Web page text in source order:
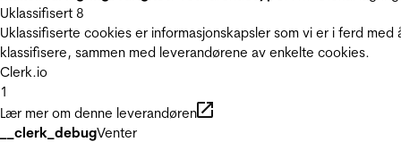
Uklassifisert 8
Uklassifiserte cookies er informasjonskapsler som vi er i ferd med
klassifisere, sammen med leverandørene av enkelte cookies.
Clerk.io
1
Lær mer om denne leverandøren
__clerk_debugVenter